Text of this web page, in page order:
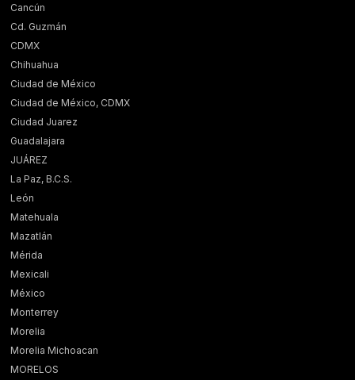
Cancún
Cd. Guzmán
CDMX
Chihuahua
Ciudad de México
Ciudad de México, CDMX
Ciudad Juarez
Guadalajara
JUÁREZ
La Paz, B.C.S.
León
Matehuala
Mazatlán
Mérida
Mexicali
México
Monterrey
Morelia
Morelia Michoacan
MORELOS